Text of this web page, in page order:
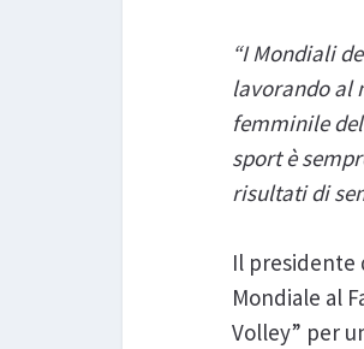
“I Mondiali
lavorando al
femminile
sport è
risultati di
Il presidente
Mondiale al
Volley” per